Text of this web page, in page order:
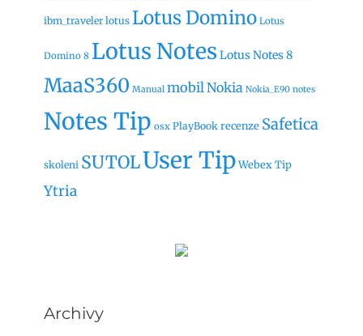
ibm_traveler lotus Lotus Domino Lotus
Domino 8 Lotus Notes Lotus Notes 8
MaaS360 Manual mobil Nokia Nokia_E90 notes
Notes Tip osx PlayBook recenze Safetica
skoleni SUTOLUser TipWebex Tip
Ytria
Archivy